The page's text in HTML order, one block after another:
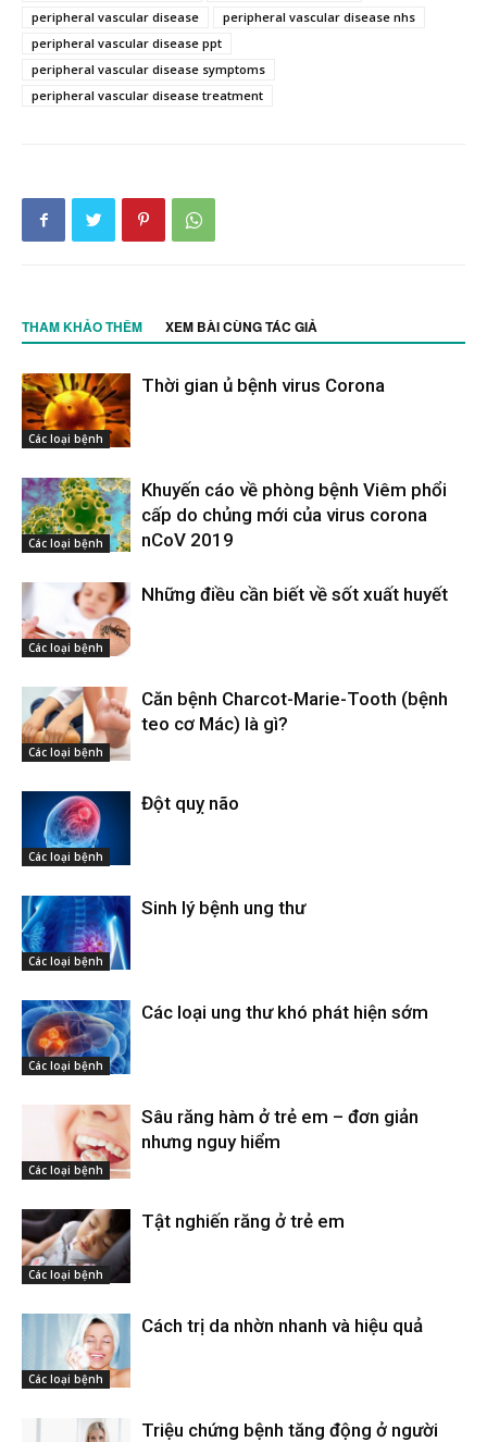
peripheral vascular disease
peripheral vascular disease nhs
peripheral vascular disease ppt
peripheral vascular disease symptoms
peripheral vascular disease treatment
THAM KHẢO THÊM XEM BÀI CÙNG TÁC GIẢ
Các loại bệnh
Thời gian ủ bệnh virus Corona
Các loại bệnh
Khuyến cáo về phòng bệnh Viêm phổi
cấp do chủng mới của virus corona
nCoV 2019
Các loại bệnh
Những điều cần biết về sốt xuất huyết
Các loại bệnh
Căn bệnh Charcot-Marie-Tooth (bệnh
teo cơ Mác) là gì?
Các loại bệnh
Đột quỵ não
Các loại bệnh
Sinh lý bệnh ung thư
Các loại bệnh
Các loại ung thư khó phát hiện sớm
Các loại bệnh
Sâu răng hàm ở trẻ em – đơn giản
nhưng nguy hiểm
Các loại bệnh
Tật nghiến răng ở trẻ em
Các loại bệnh
Cách trị da nhờn nhanh và hiệu quả
Triệu chứng bệnh tăng động ở người